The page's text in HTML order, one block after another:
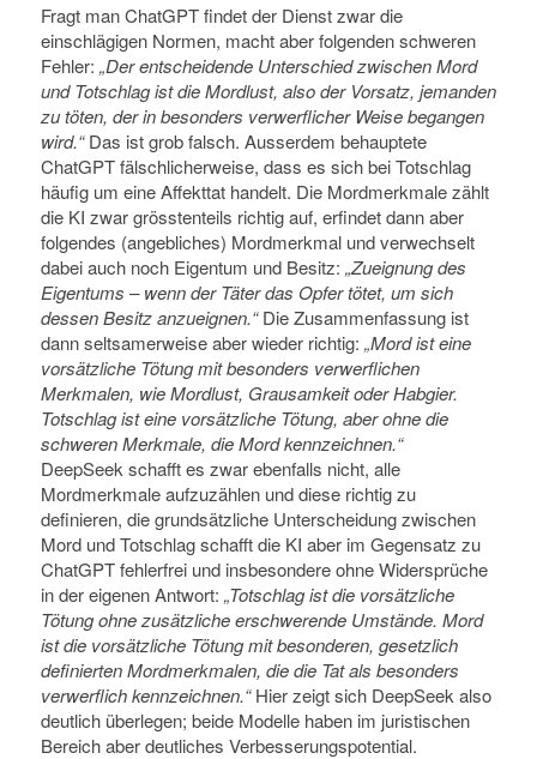
Fragt man ChatGPT findet der Dienst zwar die
einschlägigen Normen, macht aber folgenden schweren
Fehler: „Der entscheidende Unterschied zwischen Mord
und Totschlag ist die Mordlust, also der Vorsatz, jemanden
zu töten, der in besonders verwerflicher Weise begangen
wird.“Das ist grob falsch. Ausserdem behauptete
ChatGPT fälschlicherweise, dass es sich bei Totschlag
häufig um eine Affekttat handelt. Die Mordmerkmale zählt
die KI zwar grösstenteils richtig auf, erfindet dann aber
folgendes (angebliches) Mordmerkmal und verwechselt
dabei auch noch Eigentum und Besitz: „Zueignung des
Eigentums – wenn der Täter das Opfer tötet, um sich
dessen Besitz anzueignen.“Die Zusammenfassung ist
dann seltsamerweise aber wieder richtig: „Mord ist eine
vorsätzliche Tötung mit besonders verwerflichen
Merkmalen, wie Mordlust, Grausamkeit oder Habgier.
Totschlag ist eine vorsätzliche Tötung, aber ohne die
schweren Merkmale, die Mord kennzeichnen.“
DeepSeek schafft es zwar ebenfalls nicht, alle
Mordmerkmale aufzuzählen und diese richtig zu
definieren, die grundsätzliche Unterscheidung zwischen
Mord und Totschlag schafft die KI aber im Gegensatz zu
ChatGPT fehlerfrei und insbesondere ohne Widersprüche
in der eigenen Antwort: „Totschlag ist die vorsätzliche
Tötung ohne zusätzliche erschwerende Umstände. Mord
ist die vorsätzliche Tötung mit besonderen, gesetzlich
definierten Mordmerkmalen, die die Tat als besonders
verwerflich kennzeichnen.“Hier zeigt sich DeepSeek also
deutlich überlegen; beide Modelle haben im juristischen
Bereich aber deutliches Verbesserungspotential.